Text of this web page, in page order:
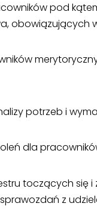
pod
obowiązujących
potrzeb i
dla
toczących się
z